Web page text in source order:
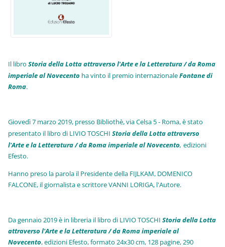
Il libroStoria della Lotta attraverso l'Arte e la Letteratura / da Roma
imperiale al Novecento ha vinto il premio internazionaleFontane di
Roma.
Giovedì 7 marzo 2019, presso Bibliothè, via Celsa 5 - Roma, è stato
presentato il libro di LIVIO TOSCHIStoria della Lotta attraverso
l'Arte e la Letteratura / da Roma imperiale al Novecento, edizioni
Efesto.
Hanno preso la parola il Presidente della FIJLKAM, DOMENICO
FALCONE, il giornalista e scrittore VANNI LORIGA, l'Autore.
Da gennaio 2019 è in libreria il libro di LIVIO TOSCHIStoria della Lotta
attraverso l'Arte e la Letteratura / da Roma imperiale al
Novecento, edizioni Efesto, formato 24x30 cm, 128 pagine, 290